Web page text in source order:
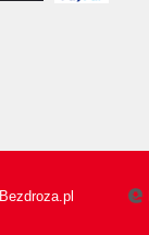
Bezdroza.pl